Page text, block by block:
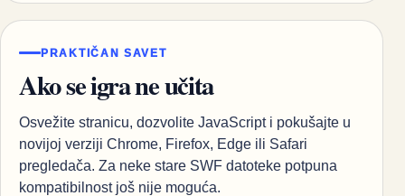
PRAKTIČAN SAVET
Ako se igra ne učita
Osvežite stranicu, dozvolite JavaScript i pokušajte u
novijoj verziji Chrome, Firefox, Edge ili Safari
pregledača. Za neke stare SWF datoteke potpuna
kompatibilnost još nije moguća.